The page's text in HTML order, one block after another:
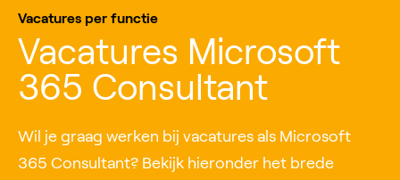
Vacatures per functie
Vacatures Microsoft
365 Consultant
Wil je graag werken bij vacatures als Microsoft
365 Consultant? Bekijk hieronder het brede